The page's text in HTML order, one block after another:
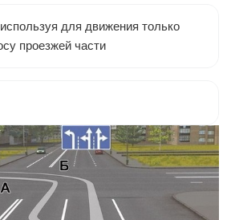
для движения только
проезжей части